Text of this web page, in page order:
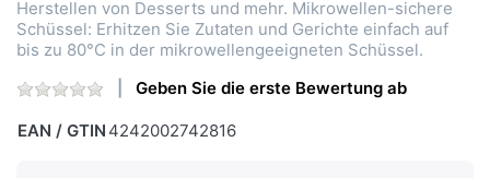
Herstellen von Desserts und mehr. Mikrowellen-sichere
Schüssel: Erhitzen Sie Zutaten und Gerichte einfach auf
bis zu 80°C in der mikrowellengeeigneten Schüssel.
Geben Sie die erste Bewertung ab
EAN / GTIN 4242002742816